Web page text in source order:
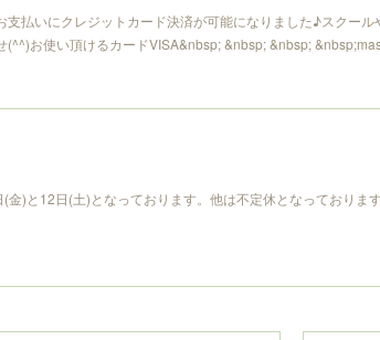
支払いにクレジットカード決済が可能になりました♪スクー
(^^)お使い頂けるカードVISA&nbsp; &nbsp; &nbsp;
金)と12日(土)となっております。他は不定休となっておりま